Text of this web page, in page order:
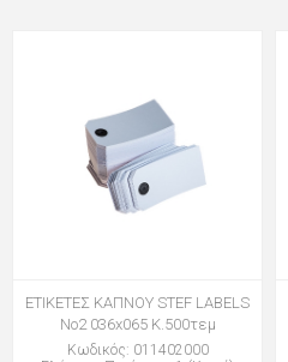
ΕΤΙΚΕΤΕΣ ΚΑΠΝΟΥ STEF LABELS
Νο2 036x065 Κ.500τεμ
Κωδικός: 011402000